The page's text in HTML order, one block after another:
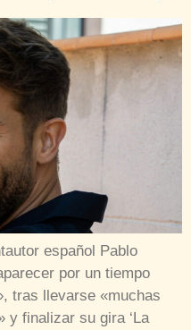
español Pablo
por un tiempo
tras llevarse «muchas
y finalizar su gira ‘La